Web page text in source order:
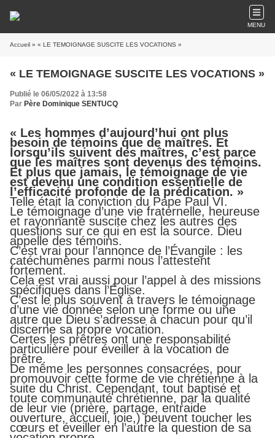
MENU
Accueil » « LE TEMOIGNAGE SUSCITE LES VOCATIONS »
« LE TEMOIGNAGE SUSCITE LES VOCATIONS »
Publié le 06/05/2022 à 13:58
Par Père Dominique SENTUCQ
« Les hommes d’aujourd’hui ont plus
besoin de témoins que de maîtres. Et
lorsqu’ils suivent des maîtres, c’est parce
que les maîtres sont devenus des témoins.
Et plus que jamais, le témoignage de vie
est devenu une condition essentielle de
l’efficacité profonde de la prédication. »
Telle était la conviction du Pape Paul VI.
Le témoignage d’une vie fraternelle, heureuse
et rayonnante suscite chez les autres des
questions sur ce qui en est la source. Dieu
appelle des témoins.
C’est vrai pour l’annonce de l’Évangile : les
catéchumènes parmi nous l’attestent
fortement.
Cela est vrai aussi pour l’appel à des missions
spécifiques dans l’Église.
C’est le plus souvent à travers le témoignage
d’une vie donnée selon une forme ou une
autre que Dieu s’adresse à chacun pour qu’il
discerne sa propre vocation.
Certes les prêtres ont une responsabilité
particulière pour éveiller à la vocation de
prêtre.
De même les personnes consacrées, pour
promouvoir cette forme de vie chrétienne à la
suite du Christ. Cependant, tout baptisé et
toute communauté chrétienne, par la qualité
de leur vie (prière, partage, entraide
ouverture, accueil, joie,) peuvent toucher les
cœurs et éveiller en l’autre la question de sa